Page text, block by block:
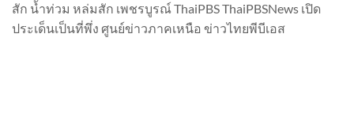
สัก น้ำท่วม หล่มสัก เพชรบูรณ์ ThaiPBS ThaiPBSNews เปิด
ประเด็นเป็นที่พึ่ง ศูนย์ข่าวภาคเหนือ ข่าวไทยพีบีเอส